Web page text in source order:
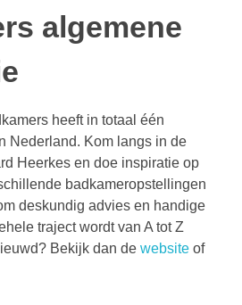
algemene
heeft in totaal één
Nederland. Kom langs in de
Heerkes en doe inspiratie op
badkameropstellingen
deskundig advies en handige
traject wordt van A tot Z
Bekijk dan de website of